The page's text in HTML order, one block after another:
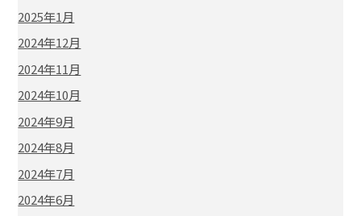
2025年1月
2024年12月
2024年11月
2024年10月
2024年9月
2024年8月
2024年7月
2024年6月